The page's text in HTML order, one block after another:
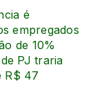
é
empregados
de 10%
PJ traria
R$ 47